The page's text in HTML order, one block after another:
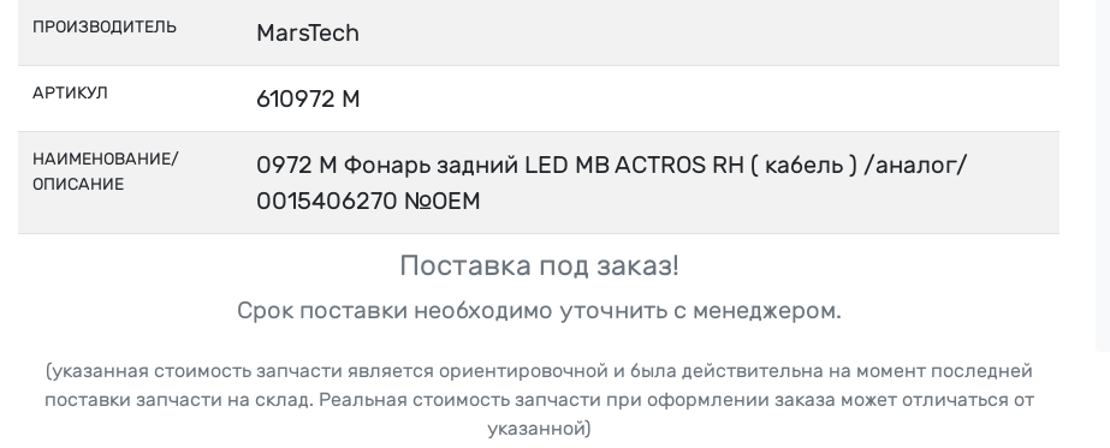
ПРОИЗВОДИТЕЛЬ MarsTech
АРТИКУЛ 610972 M
НАИМЕНОВАНИЕ/
ОПИСАНИЕ
0972 M Фонарь задний LED MB ACTROS RH ( кабель ) /аналог/
0015406270 №ОЕМ
Поставка под заказ!
Срок поставки необходимо уточнить с менеджером.
(указанная стоимость запчасти является ориентировочной и была действительна на момент последней
поставки запчасти на склад. Реальная стоимость запчасти при оформлении заказа может отличаться от
указанной)